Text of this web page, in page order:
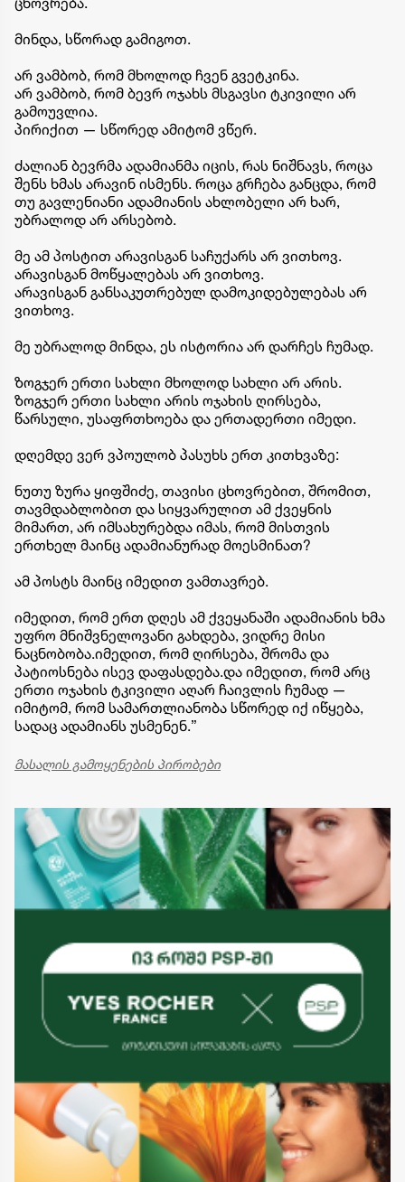
მინდა, სწორად გამიგოთ.
არ ვამბობ, რომ მხოლოდ ჩვენ გვეტკინა.
არ ვამბობ, რომ ბევრ ოჯახს მსგავსი ტკივილი არ
გამოუვლია.
პირიქით — სწორედ ამიტომ ვწერ.
ძალიან ბევრმა ადამიანმა იცის, რას ნიშნავს, როცა
შენს ხმას არავინ ისმენს. როცა გრჩება განცდა, რომ
თუ გავლენიანი ადამიანის ახლობელი არ ხარ,
უბრალოდ არ არსებობ.
მე ამ პოსტით არავისგან საჩუქარს არ ვითხოვ.
არავისგან მოწყალებას არ ვითხოვ.
არავისგან განსაკუთრებულ დამოკიდებულებას არ
ვითხოვ.
მე უბრალოდ მინდა, ეს ისტორია არ დარჩეს ჩუმად.
ზოგჯერ ერთი სახლი მხოლოდ სახლი არ არის.
ზოგჯერ ერთი სახლი არის ოჯახის ღირსება,
წარსული, უსაფრთხოება და ერთადერთი იმედი.
დღემდე ვერ ვპოულობ პასუხს ერთ კითხვაზე:
ნუთუ ზურა ყიფშიძე, თავისი ცხოვრებით, შრომით,
თავმდაბლობით და სიყვარულით ამ ქვეყნის
მიმართ, არ იმსახურებდა იმას, რომ მისთვის
ერთხელ მაინც ადამიანურად მოესმინათ?
ამ პოსტს მაინც იმედით ვამთავრებ.
იმედით, რომ ერთ დღეს ამ ქვეყანაში ადამიანის ხმა
უფრო მნიშვნელოვანი გახდება, ვიდრე მისი
ნაცნობობა.იმედით, რომ ღირსება, შრომა და
პატიოსნება ისევ დაფასდება.და იმედით, რომ არც
ერთი ოჯახის ტკივილი აღარ ჩაივლის ჩუმად —
იმიტომ, რომ სამართლიანობა სწორედ იქ იწყება,
სადაც ადამიანს უსმენენ.”
მასალის გამოყენების პირობები